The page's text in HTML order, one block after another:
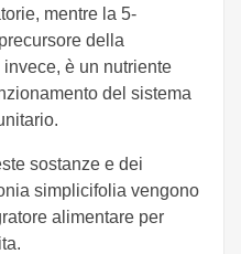
mentre la 5-
della
è un nutriente
del sistema
sostanze e dei
simplicifolia vengono
alimentare per